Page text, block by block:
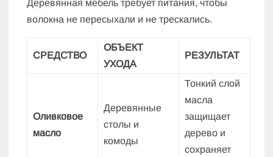
Деревянная мебель требует питания, чтобы
волокна не пересыхали и не трескались.
СРЕДСТВО
ОБЪЕКТ
УХОДА
РЕЗУЛЬТАТ
Оливковое
масло
Деревянные
столы и
комоды
Тонкий слой
масла
защищает
дерево и
сохраняет